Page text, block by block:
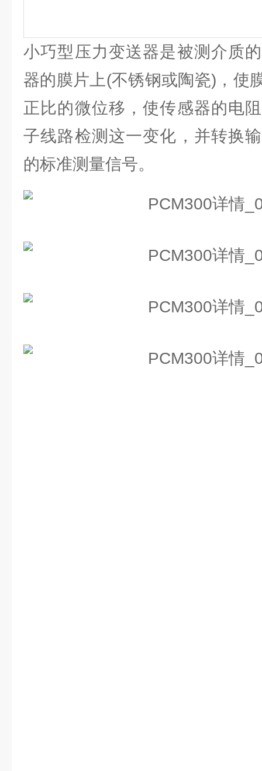
小巧型压力变送器是被测介质
器的膜片上(不锈钢或陶瓷)，使
正比的微位移，使传感器的电
子线路检测这一变化，并转换
的标准测量信号。